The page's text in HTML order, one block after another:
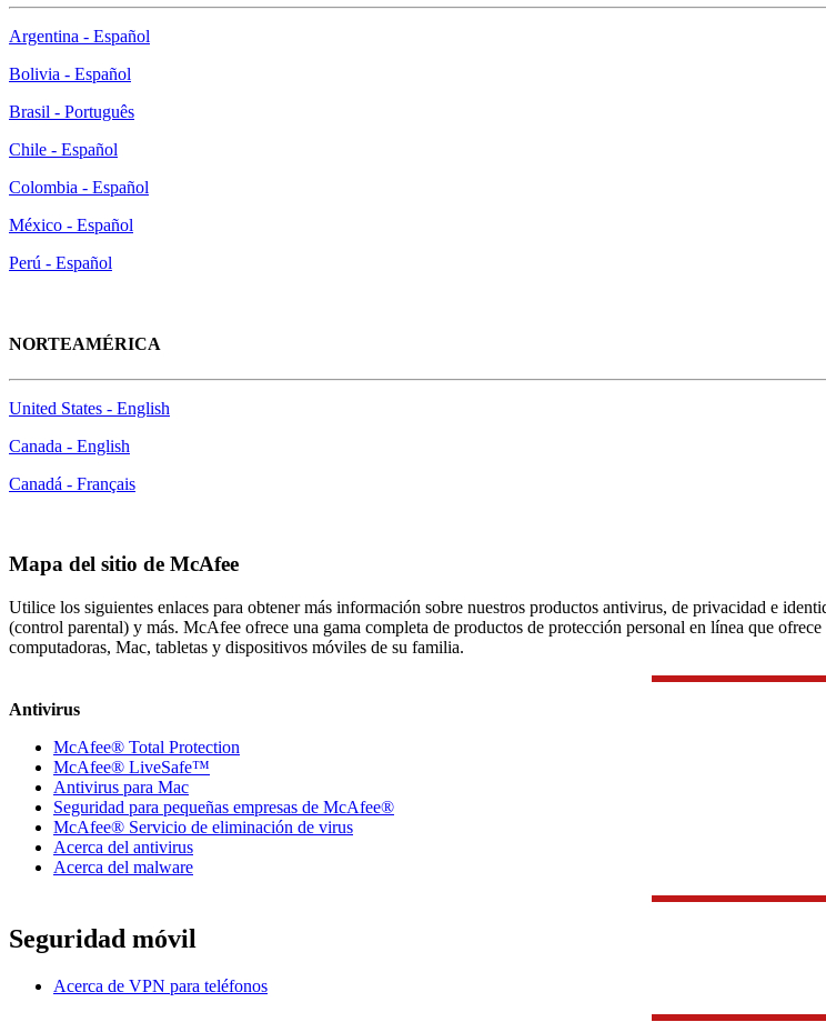
Argentina - Español
Bolivia - Español
Brasil - Português
Chile - Español
Colombia - Español
México - Español
Perú - Español
NORTEAMÉRICA
United States - English
Canada - English
Canadá - Français
Mapa del sitio de McAfee
Utilice los siguientes enlaces para obtener más información sobre nuestros productos antivirus, de privacidad e
(control parental) y más. McAfee ofrece una gama completa de productos de protección personal en línea que
computadoras, Mac, tabletas y dispositivos móviles de su familia.
Antivirus
McAfee® Total Protection
McAfee® LiveSafe™
Antivirus para Mac
Seguridad para pequeñas empresas de McAfee®
McAfee® Servicio de eliminación de virus
Acerca del antivirus
Acerca del malware
Seguridad móvil
Acerca de VPN para teléfonos